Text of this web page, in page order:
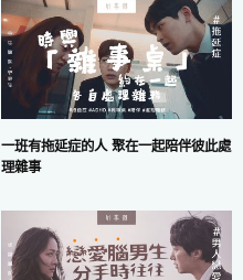
一班有拖延症的人 聚在一起陪伴彼此處
理雜事